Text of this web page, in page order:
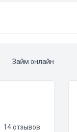
Займ онлайн
14 отзывов